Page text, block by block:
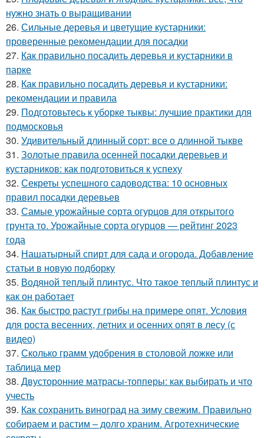
нужно знать о выращивании
26. Сильные деревья и цветущие кустарники:
проверенные рекомендации для посадки
27. Как правильно посадить деревья и кустарники в
парке
28. Как правильно посадить деревья и кустарники:
рекомендации и правила
29. Подготовьтесь к уборке тыквы: лучшие практики для
подмосковья
30. Удивительный длинный сорт: все о длинной тыкве
31. Золотые правила осенней посадки деревьев и
кустарников: как подготовиться к успеху
32. Секреты успешного садоводства: 10 основных
правил посадки деревьев
33. Самые урожайные сорта огурцов для открытого
грунта то. Урожайные сорта огурцов — рейтинг 2023
года
34. Нашатырный спирт для сада и огорода. Добавление
статьи в новую подборку
35. Водяной теплый плинтус. Что такое теплый плинтус и
как он работает
36. Как быстро растут грибы на примере опят. Условия
для роста весенних, летних и осенних опят в лесу (с
видео)
37. Сколько грамм удобрения в столовой ложке или
таблица мер
38. Двусторонние матрасы-топперы: как выбирать и что
учесть
39. Как сохранить виноград на зиму свежим. Правильно
собираем и растим – долго храним. Агротехнические